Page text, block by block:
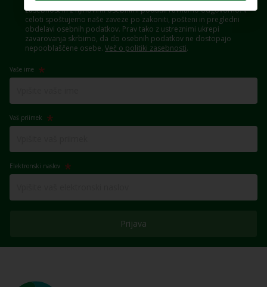
zasebnost in z njihovimi osebnimi podatki ravnamo odgovorno. V
celoti spoštujemo naše zaveze po zakoniti, pošteni in pregledni
obdelavi osebnih podatkov. Prav tako z ustreznimi ukrepi
zavarovanja skrbimo, da do osebnih podatkov ne dostopajo
nepooblaščene osebe. Več o politiki zasebnosti.
Vaše ime
Vaš priimek
Elektronski naslov
Prijava